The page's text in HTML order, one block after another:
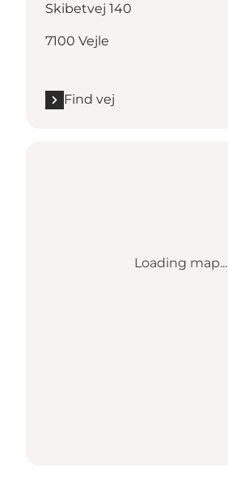
Skibetvej 140
7100 Vejle
Find vej
Loading map...